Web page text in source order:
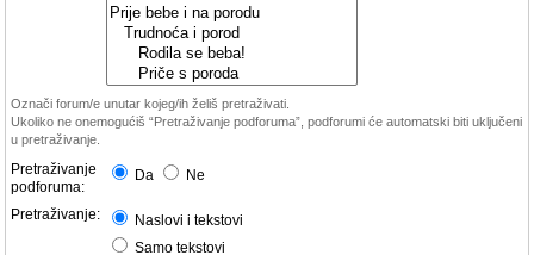
Označi forum/e unutar kojeg/ih želiš pretraživati.
Ukoliko ne onemogućiš “Pretraživanje podforuma”, podforumi će automatski biti uključeni
u pretraživanje.
Pretraživanje
podforuma:
Da Ne
Pretraživanje:
Naslovi i tekstovi
Samo tekstovi